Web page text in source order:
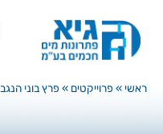
ראשי » פרוייקטים » פרץ בוני הנגב